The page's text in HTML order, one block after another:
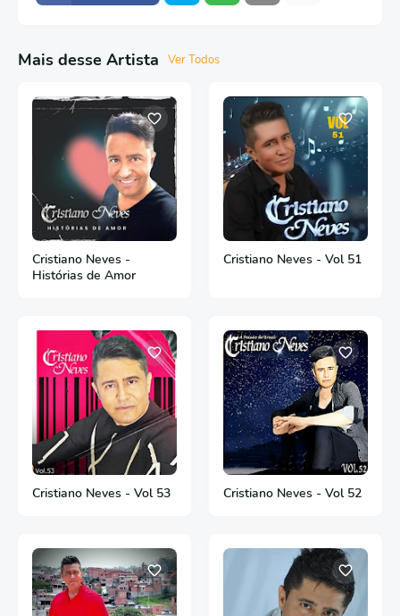
Mais desse Artista Ver Todos
Cristiano Neves -
Histórias de Amor
Cristiano Neves - Vol 51
Cristiano Neves - Vol 53 Cristiano Neves - Vol 52